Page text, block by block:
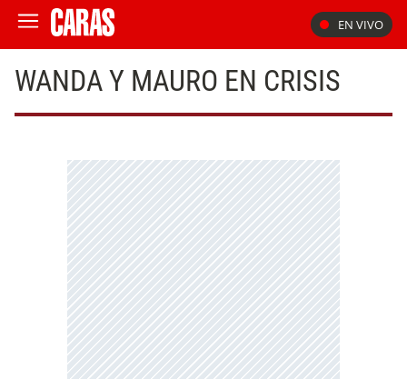
EN VIVO
WANDA Y MAURO EN CRISIS